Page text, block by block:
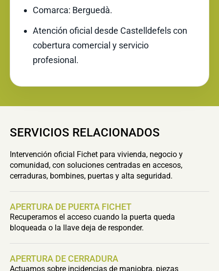
Comarca: Berguedà.
Atención oficial desde Castelldefels con
cobertura comercial y servicio
profesional.
SERVICIOS RELACIONADOS
Intervención oficial Fichet para vivienda, negocio y
comunidad, con soluciones centradas en accesos,
cerraduras, bombines, puertas y alta seguridad.
APERTURA DE PUERTA FICHET
Recuperamos el acceso cuando la puerta queda
bloqueada o la llave deja de responder.
APERTURA DE CERRADURA
Actuamos sobre incidencias de maniobra, piezas